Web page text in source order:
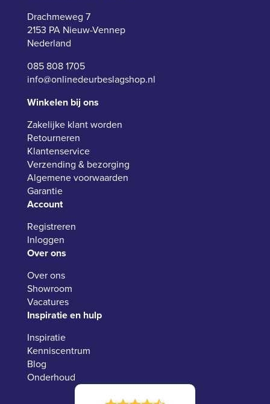
Drachmeweg 7
2153 PA Nieuw-Vennep
Nederland
085 808 1705
info@onlinedeurbeslagshop.nl
Winkelen bij ons
Zakelijke klant worden
Retourneren
Klantenservice
Verzending & bezorging
Algemene voorwaarden
Garantie
Account
Registreren
Inloggen
Over ons
Over ons
Showroom
Vacatures
Inspiratie en hulp
Inspiratie
Kenniscentrum
Blog
Onderhoud